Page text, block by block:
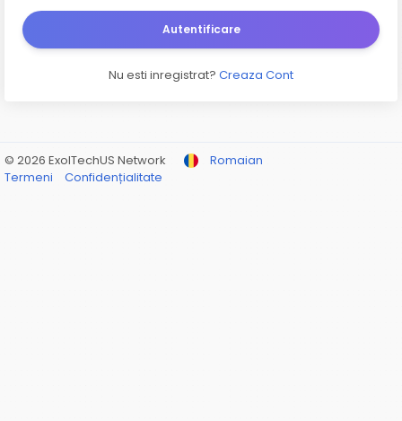
Autentificare
Nu esti inregistrat? Creaza Cont
© 2026 ExolTechUS Network
Romaian
Termeni
Confidențialitate